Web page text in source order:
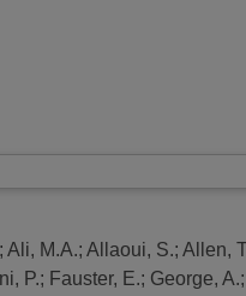
; Ali, M.A.; Allaoui, S.; Allen,
P.; Fauster, E.; George, A.;